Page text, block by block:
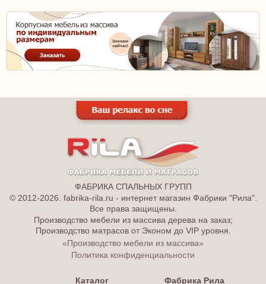
ФАБРИКА СПАЛЬНЫХ ГРУПП
© 2012-2026. fabrika-rila.ru - интернет магазин Фабрики "Рила".
Все права защищены.
Производство мебели из массива дерева на заказ;
Производство матрасов от Эконом до VIP уровня.
«Производство мебели из массива»
Политика конфиденциальности
Каталог Фабрика Рила